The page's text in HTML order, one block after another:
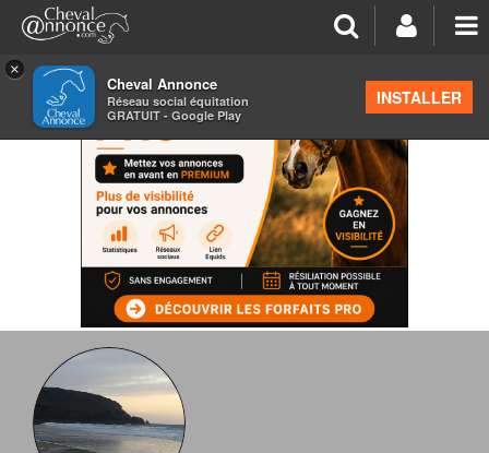
×
Cheval Annonce
Réseau social équitation
GRATUIT - Google Play
INSTALLER